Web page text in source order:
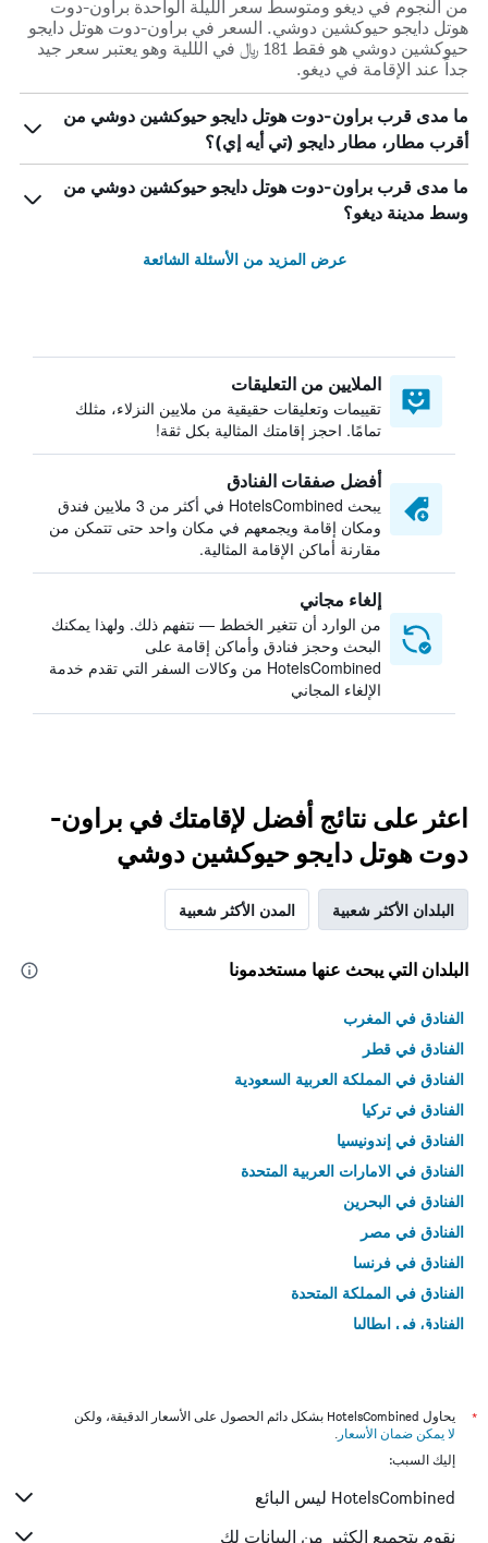
من النجوم في ديغو ومتوسط ​​سعر الليلة الواحدة براون-دوت
هوتل دايجو حيوكشين دوشي. السعر في براون-دوت هوتل دايجو
حيوكشين دوشي هو فقط 181 ﷼ في الللية وهو يعتبر سعر جيد
جداً عند الإقامة في ديغو.
ما مدى قرب براون-دوت هوتل دايجو حيوكشين دوشي من
أقرب مطار، مطار دايجو (تي أيه إي)؟
ما مدى قرب براون-دوت هوتل دايجو حيوكشين دوشي من
وسط مدينة ديغو؟
عرض المزيد من الأسئلة الشائعة
الملايين من التعليقات
تقييمات وتعليقات حقيقية من ملايين النزلاء، مثلك
تمامًا. احجز إقامتك المثالية بكل ثقة!
أفضل صفقات الفنادق
يبحث HotelsCombined في أكثر من 3 ملايين فندق
ومكان إقامة ويجمعهم في مكان واحد حتى تتمكن من
مقارنة أماكن الإقامة المثالية.
إلغاء مجاني
من الوارد أن تتغير الخطط — نتفهم ذلك. ولهذا يمكنك
البحث وحجز فنادق وأماكن إقامة على
HotelsCombined من وكالات السفر التي تقدم خدمة
الإلغاء المجاني
اعثر على نتائج أفضل لإقامتك في براون-
دوت هوتل دايجو حيوكشين دوشي
البلدان الأكثر شعبية المدن الأكثر شعبية
البلدان التي يبحث عنها مستخدمونا
الفنادق في المغرب
الفنادق في قطر
الفنادق في المملكة العربية السعودية
الفنادق في تركيا
الفنادق في إندونيسيا
الفنادق في الامارات العربية المتحدة
الفنادق في البحرين
الفنادق في مصر
الفنادق في فرنسا
الفنادق في المملكة المتحدة
الفنادق في إيطاليا
*
يحاول HotelsCombined بشكل دائم الحصول على الأسعار الدقيقة، ولكن
لا يمكن ضمان الأسعار .
إليك السبب:
HotelsCombined ليس البائع
نقوم بتجميع الكثير من البيانات لك